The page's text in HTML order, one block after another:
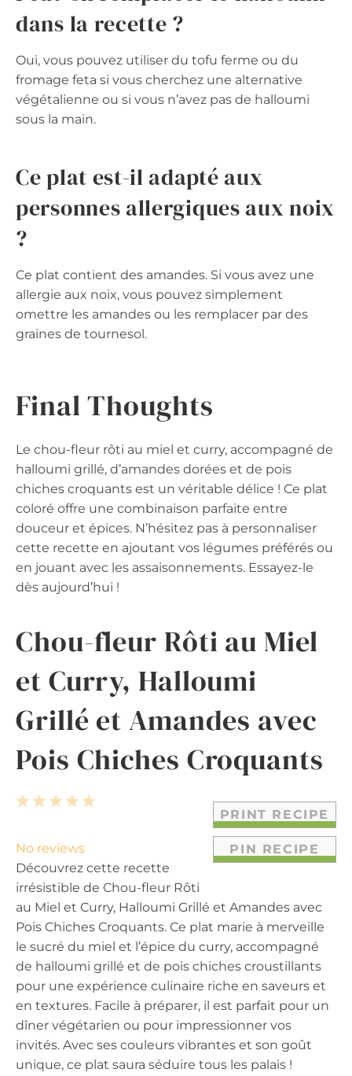
dans la recette ?
Oui, vous pouvez utiliser du tofu ferme ou du
fromage feta si vous cherchez une alternative
végétalienne ou si vous n’avez pas de halloumi
sous la main.
Ce plat est-il adapté aux
personnes allergiques aux noix
?
Ce plat contient des amandes. Si vous avez une
allergie aux noix, vous pouvez simplement
omettre les amandes ou les remplacer par des
graines de tournesol.
Final Thoughts
Le chou-fleur rôti au miel et curry, accompagné de
halloumi grillé, d’amandes dorées et de pois
chiches croquants est un véritable délice ! Ce plat
coloré offre une combinaison parfaite entre
douceur et épices. N’hésitez pas à personnaliser
cette recette en ajoutant vos légumes préférés ou
en jouant avec les assaisonnements. Essayez-le
dès aujourd’hui !
Chou-fleur Rôti au Miel
et Curry, Halloumi
Grillé et Amandes avec
Pois Chiches Croquants
PRINT RECIPE
PIN RECIPE
5
a
r
s
4
t
a
s
3
t
a
r
s
2
t
a
r
s
1
t
a
r
No reviews
Découvrez cette recette
irrésistible de Chou-fleur Rôti
au Miel et Curry, Halloumi Grillé et Amandes avec
Pois Chiches Croquants. Ce plat marie à merveille
le sucré du miel et l’épice du curry, accompagné
de halloumi grillé et de pois chiches croustillants
pour une expérience culinaire riche en saveurs et
en textures. Facile à préparer, il est parfait pour un
dîner végétarien ou pour impressionner vos
invités. Avec ses couleurs vibrantes et son goût
unique, ce plat saura séduire tous les palais !